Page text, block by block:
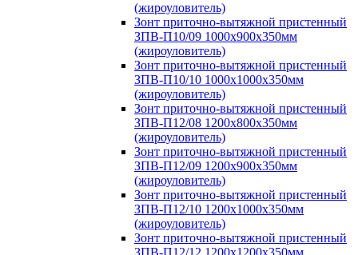
(жироуловитель)
Зонт приточно-вытяжной пристенный
ЗПВ-П10/09 1000х900х350мм
(жироуловитель)
Зонт приточно-вытяжной пристенный
ЗПВ-П10/10 1000х1000х350мм
(жироуловитель)
Зонт приточно-вытяжной пристенный
ЗПВ-П12/08 1200х800х350мм
(жироуловитель)
Зонт приточно-вытяжной пристенный
ЗПВ-П12/09 1200х900х350мм
(жироуловитель)
Зонт приточно-вытяжной пристенный
ЗПВ-П12/10 1200х1000х350мм
(жироуловитель)
Зонт приточно-вытяжной пристенный
ЗПВ-П12/12 1200х1200х350мм